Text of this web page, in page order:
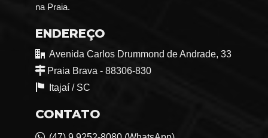
na Praia.
ENDEREÇO
Avenida Carlos Drummond de Andrade, 33
Praia Brava - 88306-830
Itajaí / SC
CONTATO